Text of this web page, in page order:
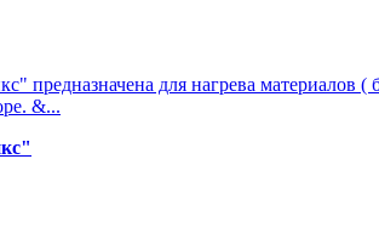
для нагрева материалов (
&...